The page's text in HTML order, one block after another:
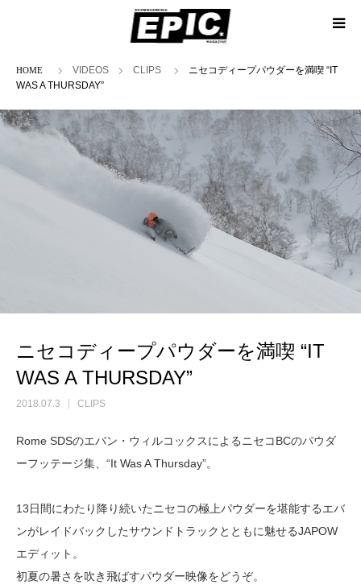
ホームVIDEOS CLIPS
ニセコディープパウダーを満喫 “IT
WAS A THURSDAY”
ニセコディープパウダーを満喫 “IT
WAS A THURSDAY”
2018.07.3 CLIPS
Rome SDSのエバン・ウィルコックスによるニセコBCのパウダ
ーフッテージ集、“It Was A Thursday”。
13日間にわたり降り続いたニセコの極上パウダーを堪能するエバ
ンがレイドバックしたサウンドトラックとともに魅せるJAPOW
エディット。
初夏の暑さを吹き飛ばすパウダー映像をどうぞ。